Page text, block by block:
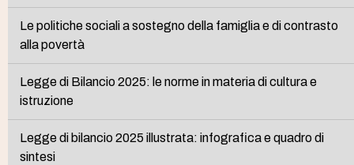
Le politiche sociali a sostegno della famiglia e di contrasto
alla povertà
Legge di Bilancio 2025: le norme in materia di cultura e
istruzione
Legge di bilancio 2025 illustrata: infografica e quadro di
sintesi